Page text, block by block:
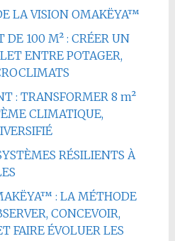
LA VISION OMAKËYA™
DE 100 M² : CRÉER UN
ENTRE POTAGER,
: TRANSFORMER 8 m²
CLIMATIQUE,
RÉSILIENTS À
: LA MÉTHODE
CONCEVOIR,
FAIRE ÉVOLUER LES